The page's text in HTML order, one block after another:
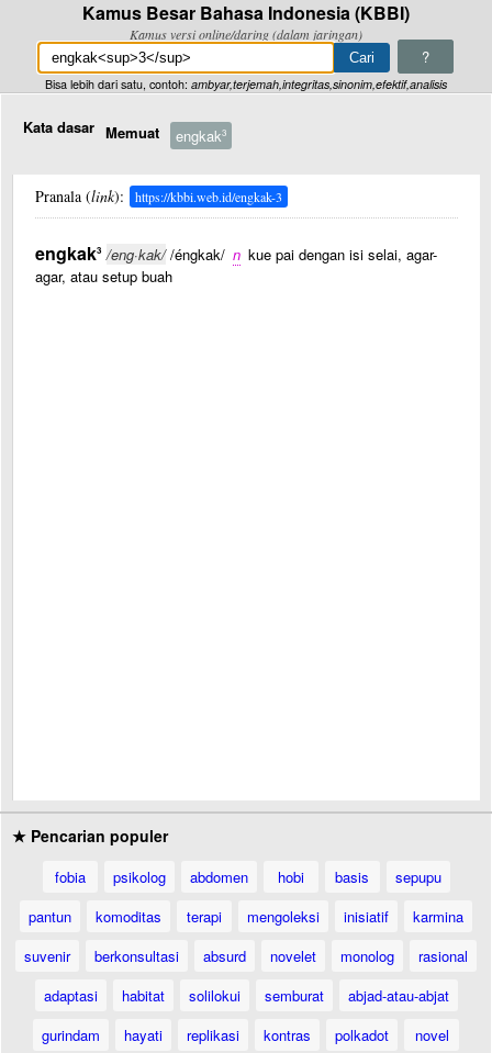
Kamus Besar Bahasa Indonesia (KBBI)
Kamus versi online/daring (dalam jaringan)
?
Bisa lebih dari satu, contoh: ambyar,terjemah,integritas,sinonim,efektif,analisis
Kata dasar Memuat engkak3
Pranala (link): https://kbbi.web.id/engkak-3
engkak3 /eng·kak//éngkak/ n kue pai dengan isi selai, agar-
agar, atau setup buah
★ Pencarian populer
fobia psikolog abdomen hobi basis
sepupu
pantun
komoditas terapi mengoleksi inisiatif
karmina
suvenir
berkonsultasi absurd novelet monolog
rasional
adaptasi
habitat solilokui semburat
abjad-atau-abjat
gurindam
hayati replikasi kontras polkadot
novel